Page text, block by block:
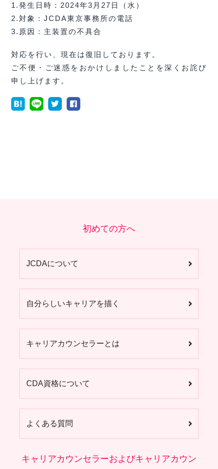
1.発生日時：2024年3月27日（水）
2.対象：JCDA東京事務所の電話
3.原因：主装置の不具合
対応を行い、現在は復旧しております。
ご不便・ご迷惑をおかけしましたことを深くお詫び
申し上げます。
初めての方へ
JCDAについて
自分らしいキャリアを描く
キャリアカウンセラーとは
CDA資格について
よくある質問
キャリアカウンセラーおよびキャリアカウン